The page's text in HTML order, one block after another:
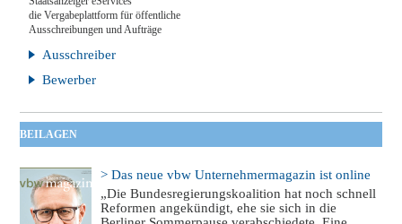
die Vergabeplattform für öffentliche
Ausschreibungen und Aufträge
Ausschreiber
Bewerber
BEILAGEN
> Das neue vbw Unternehmermagazin ist online
„Die Bundesregierungskoalition hat noch schnell
Reformen angekündigt, ehe sie sich in die